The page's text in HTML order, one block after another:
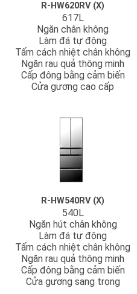
R-HW620RV (X)
617L
Ngăn chân không
Làm đá tự động
Tấm cách nhiệt chân không
Ngăn rau quả thông minh
Cấp đông bằng cảm biến
Cửa gương cao cấp
R-HW540RV (X)
540L
Ngăn hút chân không
Làm đá tự động
Tấm cách nhiệt chân không
Ngăn rau quả thông minh
Cấp đông bằng cảm biến
Cửa gương sang trọng